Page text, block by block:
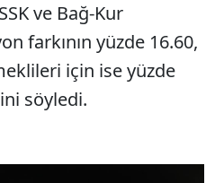
ve Bağ-Kur
farkının yüzde 16.60,
için ise yüzde
söyledi.